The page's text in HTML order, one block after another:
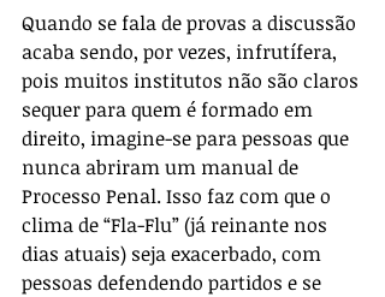
Quando se fala de provas a discussão
acaba sendo, por vezes, infrutífera,
pois muitos institutos não são claros
sequer para quem é formado em
direito, imagine-se para pessoas que
nunca abriram um manual de
Processo Penal. Isso faz com que o
clima de “Fla-Flu” (já reinante nos
dias atuais) seja exacerbado, com
pessoas defendendo partidos e se